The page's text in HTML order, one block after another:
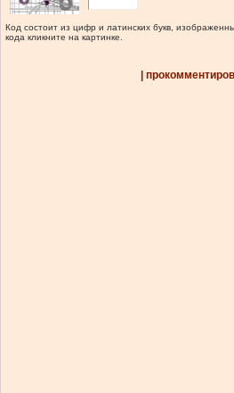
Код состоит из цифр и латинских букв,
кода кликните на картинке.
|